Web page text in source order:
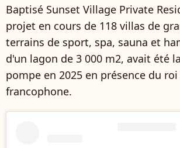
Baptisé Sunset Village Private
projet en cours de 118 villas de
terrains de sport, spa, sauna et
d'un lagon de 3 000 m2, avait été
pompe en 2025 en présence du
francophone.